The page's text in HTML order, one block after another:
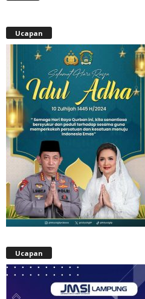
Ucapan
Ucapan